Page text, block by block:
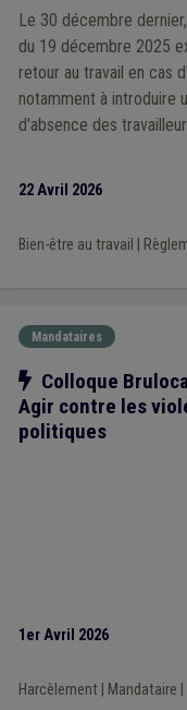
Le 30 décembre
du 19 décembre 2025
retour au travail en cas
notamment à introduire
d'absence des
22 Avril 2026
Bien-être au travail
Mandataires
Notre action
Colloque
Agir contre les
politiques
1er Avril 2026
Harcèlement| Mandataire